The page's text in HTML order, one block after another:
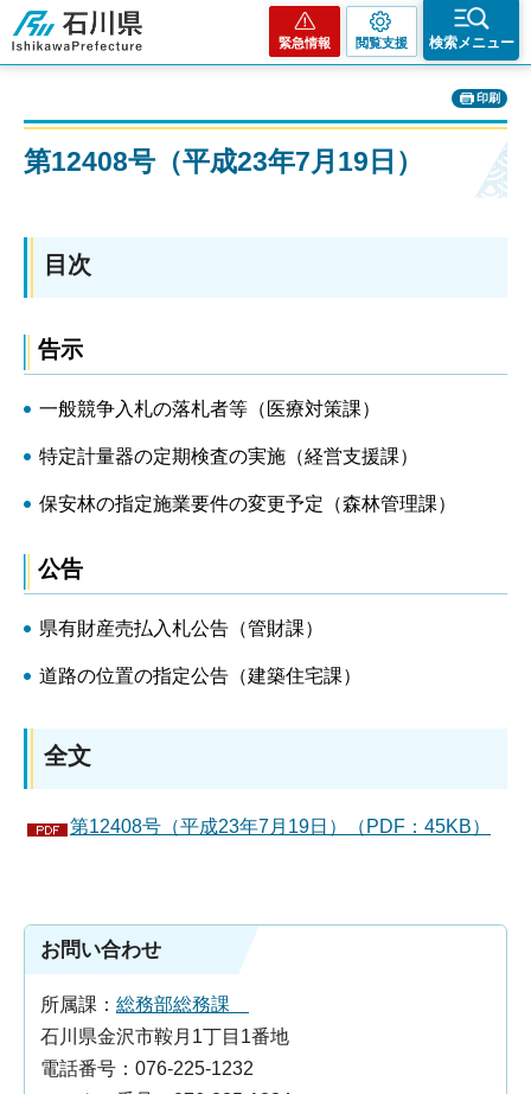
石川県
緊急情報 閲覧支援 検索メニュー
印刷
第12408号（平成23年7月19日）
目次
告示
一般競争入札の落札者等（医療対策課）
特定計量器の定期検査の実施（経営支援課）
保安林の指定施業要件の変更予定（森林管理課）
公告
県有財産売払入札公告（管財課）
道路の位置の指定公告（建築住宅課）
全文
第12408号（平成23年7月19日）（PDF：45KB）
お問い合わせ
所属課： 総務部総務課
石川県金沢市鞍月1丁目1番地
電話番号：076-225-1232